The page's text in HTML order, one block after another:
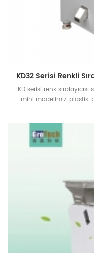
KD32 Serisi Renkli
KD serisi renk
mini modelimiz, plastik,